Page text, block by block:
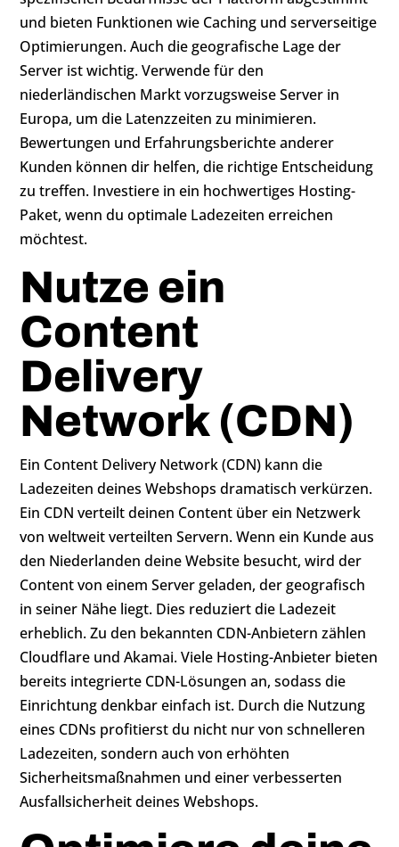
und bieten Funktionen wie Caching und serverseitige
Optimierungen. Auch die geografische Lage der
Server ist wichtig. Verwende für den
niederländischen Markt vorzugsweise Server in
Europa, um die Latenzzeiten zu minimieren.
Bewertungen und Erfahrungsberichte anderer
Kunden können dir helfen, die richtige Entscheidung
zu treffen. Investiere in ein hochwertiges Hosting-
Paket, wenn du optimale Ladezeiten erreichen
möchtest.
Nutze ein
Content
Delivery
Network (CDN)
Ein Content Delivery Network (CDN) kann die
Ladezeiten deines Webshops dramatisch verkürzen.
Ein CDN verteilt deinen Content über ein Netzwerk
von weltweit verteilten Servern. Wenn ein Kunde aus
den Niederlanden deine Website besucht, wird der
Content von einem Server geladen, der geografisch
in seiner Nähe liegt. Dies reduziert die Ladezeit
erheblich. Zu den bekannten CDN-Anbietern zählen
Cloudflare und Akamai. Viele Hosting-Anbieter bieten
bereits integrierte CDN-Lösungen an, sodass die
Einrichtung denkbar einfach ist. Durch die Nutzung
eines CDNs profitierst du nicht nur von schnelleren
Ladezeiten, sondern auch von erhöhten
Sicherheitsmaßnahmen und einer verbesserten
Ausfallsicherheit deines Webshops.